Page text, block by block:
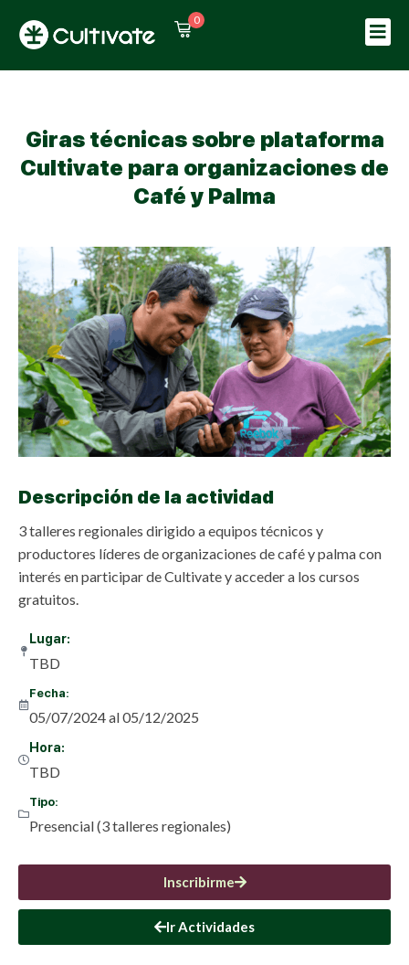
0
Giras técnicas sobre plataforma
Cultivate para organizaciones de
Café y Palma
Descripción de la actividad
3 talleres regionales dirigido a equipos técnicos y
productores líderes de organizaciones de café y palma con
interés en participar de Cultivate y acceder a los cursos
gratuitos.
Lugar:
TBD
Fecha:
05/07/2024 al 05/12/2025
Hora:
TBD
Tipo:
Presencial (3 talleres regionales)
Inscribirme
Ir Actividades
Sign in
Remember me Lost your password?